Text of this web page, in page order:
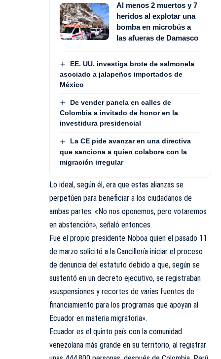
Al menos 2 muertos y 7
heridos al explotar una
bomba en microbús a
las afueras de Damasco
EE. UU. investiga brote de salmonela
asociado a jalapeños importados de
México
De vender panela en calles de
Colombia a invitado de honor en la
investidura presidencial
La CE pide avanzar en una directiva
que sanciona a quien colabore con la
migración irregular
Lo ideal, según él, era que estas alianzas se
perpetúen para beneficiar a los ciudadanos de
ambas partes. «No nos oponemos, pero votaremos
en abstención», señaló entonces.
Fue el propio presidente Noboa quien el pasado 11
de marzo solicitó a la Cancillería iniciar el proceso
de denuncia del estatuto debido a que, según se
sustentó en un decreto ejecutivo, se registraban
«suspensiones y recortes de varias fuentes de
financiamiento para los programas que apoyan al
Ecuador en materia migratoria».
Ecuador es el quinto país con la comunidad
venezolana más grande en su territorio, al registrar